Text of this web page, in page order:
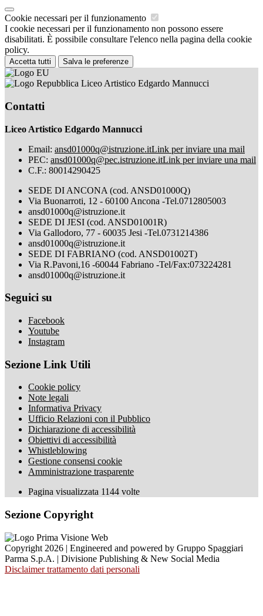
Cookie necessari per il funzionamento
I cookie necessari per il funzionamento non possono essere
disabilitati. È possibile consultare l'elenco nella pagina della cookie
policy.
Accetta tutti Salva le preferenze
Liceo Artistico Edgardo Mannucci
Contatti
Liceo Artistico Edgardo Mannucci
Email: ansd01000q@istruzione.itLink per inviare una mail
PEC: ansd01000q@pec.istruzione.itLink per inviare una mail
C.F.: 80014290425
SEDE DI ANCONA (cod. ANSD01000Q)
Via Buonarroti, 12 - 60100 Ancona -Tel.0712805003
ansd01000q@istruzione.it
SEDE DI JESI (cod. ANSD01001R)
Via Gallodoro, 77 - 60035 Jesi -Tel.0731214386
ansd01000q@istruzione.it
SEDE DI FABRIANO (cod. ANSD01002T)
Via R.Pavoni,16 -60044 Fabriano -Tel/Fax:073224281
ansd01000q@istruzione.it
Seguici su
Facebook
Youtube
Instagram
Sezione Link Utili
Cookie policy
Note legali
Informativa Privacy
Ufficio Relazioni con il Pubblico
Dichiarazione di accessibilità
Obiettivi di accessibilità
Whistleblowing
Gestione consensi cookie
Amministrazione trasparente
Pagina visualizzata 1144 volte
Sezione Copyright
Copyright 2026 | Engineered and powered by Gruppo Spaggiari
Parma S.p.A. | Divisione Publishing & New Social Media
Disclaimer trattamento dati personali